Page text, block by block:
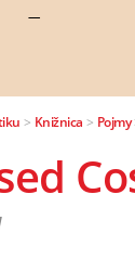
—
> Knižnica > Pojmy